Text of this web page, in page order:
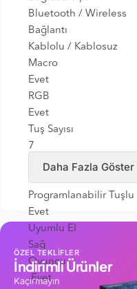
Bluetooth / Wireless
Bağlantı
Kablolu / Kablosuz
Macro
Evet
RGB
Evet
Tuş Sayısı
7
Maksimum DPI
10000 DPI
Programlanabilir
Evet
Uyumlu El
Sağ
Oyuncu
Evet
Daha Fazla Göster
ÖZEL TEKLİFLER
İndirimli Ürünler
Kaçırmayın